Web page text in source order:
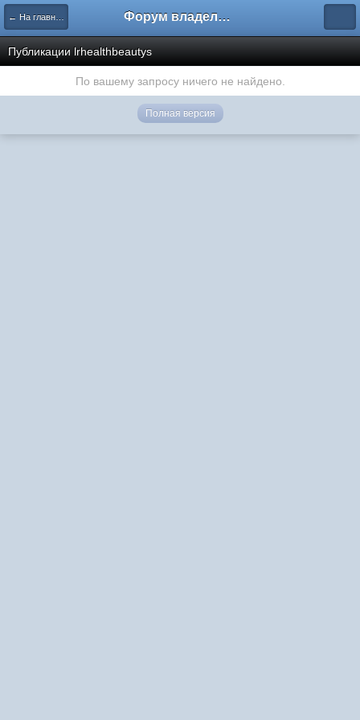
← На главную Форум владельцев интернет-магазинов
Публикации lrhealthbeautys
По вашему запросу ничего не найдено.
Полная версия